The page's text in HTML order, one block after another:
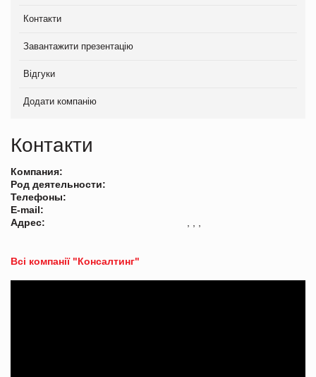
Контакти
Завантажити презентацію
Відгуки
Додати компанію
Контакти
Компания:
Род деятельности:
Телефоны:
E-mail:
Адрес:
Всі компанії "Консалтинг"